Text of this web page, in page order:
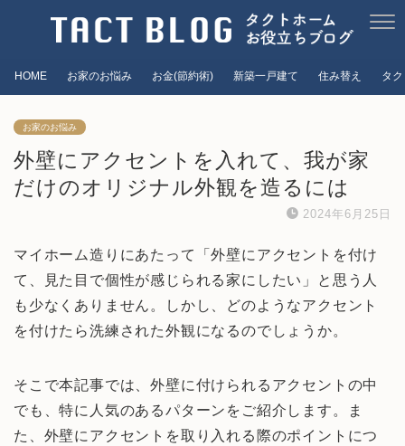
HOME お家のお悩み お金(節約術) 新築一戸建て 住み替え タ
お家のお悩み
外壁にアクセントを入れて、我が家
だけのオリジナル外観を造るには
2024年6月25日
マイホーム造りにあたって「外壁にアクセントを付け
て、見た目で個性が感じられる家にしたい」と思う人
も少なくありません。しかし、どのようなアクセント
を付けたら洗練された外観になるのでしょうか。
そこで本記事では、外壁に付けられるアクセントの中
でも、特に人気のあるパターンをご紹介します。ま
た、外壁にアクセントを取り入れる際のポイントにつ